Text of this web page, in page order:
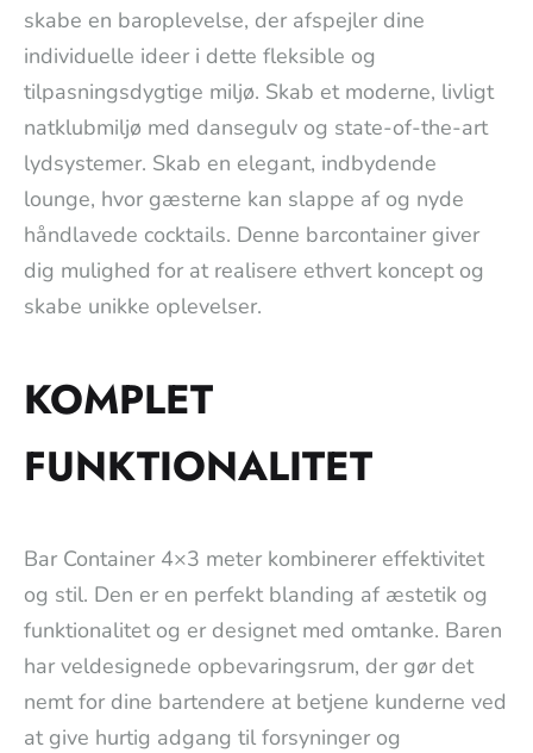
skabe en baroplevelse, der afspejler dine
individuelle ideer i dette fleksible og
tilpasningsdygtige miljø. Skab et moderne, livligt
natklubmiljø med dansegulv og state-of-the-art
lydsystemer. Skab en elegant, indbydende
lounge, hvor gæsterne kan slappe af og nyde
håndlavede cocktails. Denne barcontainer giver
dig mulighed for at realisere ethvert koncept og
skabe unikke oplevelser.
KOMPLET
FUNKTIONALITET
Bar Container 4×3 meter kombinerer effektivitet
og stil. Den er en perfekt blanding af æstetik og
funktionalitet og er designet med omtanke. Baren
har veldesignede opbevaringsrum, der gør det
nemt for dine bartendere at betjene kunderne ved
at give hurtig adgang til forsyninger og